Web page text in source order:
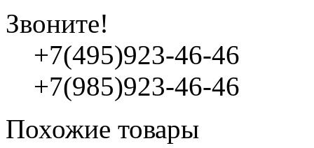
Звоните!
+7(495)923-46-46
+7(985)923-46-46
Похожие товары